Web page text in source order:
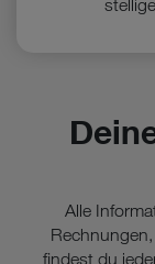
Alle
findest du